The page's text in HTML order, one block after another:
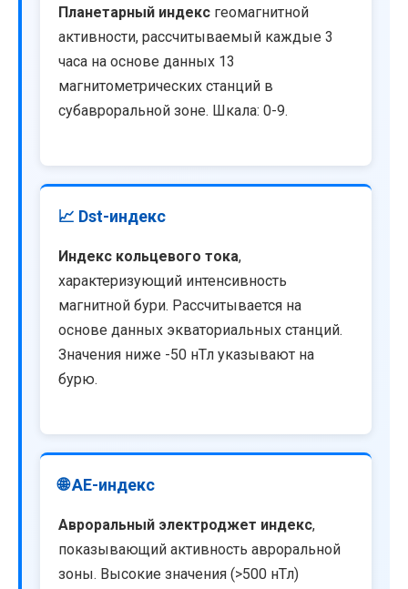
Планетарный индекс геомагнитной
активности, рассчитываемый каждые 3
часа на основе данных 13
магнитометрических станций в
субавроральной зоне. Шкала: 0-9.
📈 Dst-индекс
Индекс кольцевого тока,
характеризующий интенсивность
магнитной бури. Рассчитывается на
основе данных экваториальных станций.
Значения ниже -50 нТл указывают на
бурю.
🌐 AE-индекс
Авроральный электроджет индекс,
показывающий активность авроральной
зоны. Высокие значения (>500 нТл)